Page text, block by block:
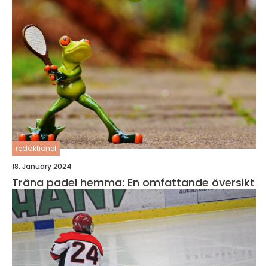
redaktionel
18. January 2024
Träna padel hemma: En omfattande översikt